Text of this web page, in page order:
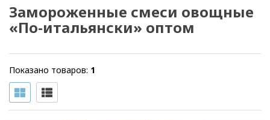
Замороженные смеси овощные
«По-итальянски» оптом
Показано товаров: 1